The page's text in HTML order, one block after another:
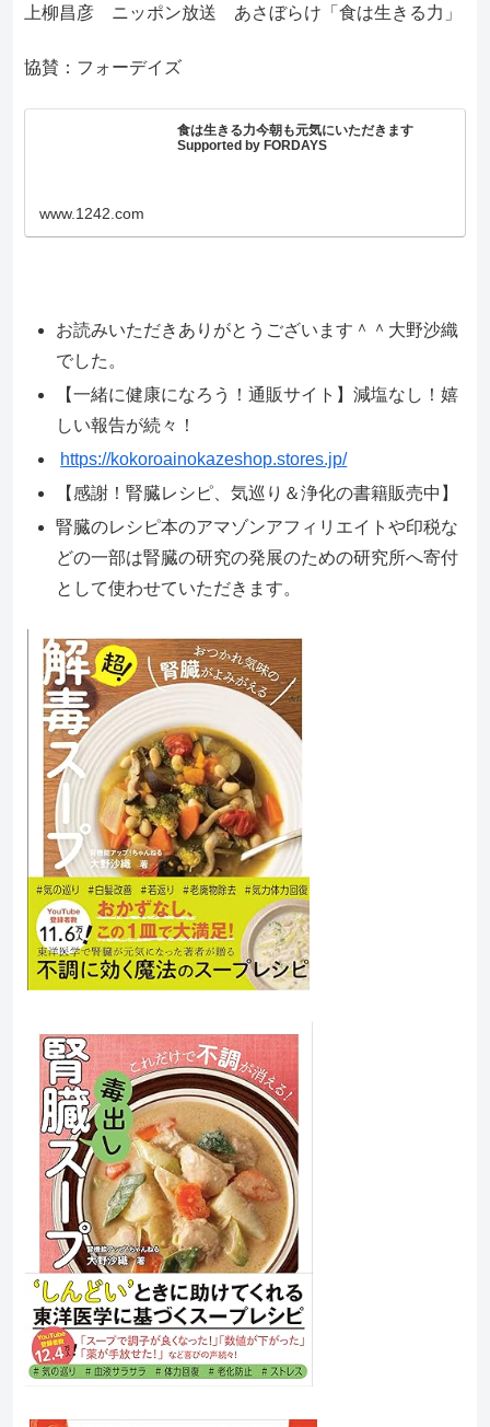
上柳昌彦 ニッポン放送 あさぼらけ「食は生きる力」
協賛：フォーデイズ
食は生きる力今朝も元気にいただきます
Supported by FORDAYS
www.1242.com
お読みいただきありがとうございます＾＾大野沙織
でした。
【一緒に健康になろう！通販サイト】減塩なし！嬉
しい報告が続々！
https://kokoroainokazeshop.stores.jp/
【感謝！腎臓レシピ、気巡り＆浄化の書籍販売中】
腎臓のレシピ本のアマゾンアフィリエイトや印税な
どの一部は腎臓の研究の発展のための研究所へ寄付
として使わせていただきます。